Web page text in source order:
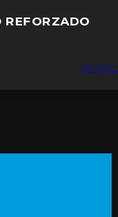
REFORZADO